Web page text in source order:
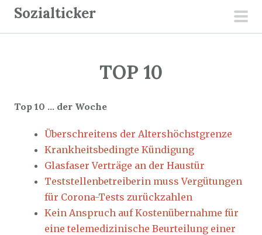
Sozialticker
TOP 10
Top 10 … der Woche
Überschreitens der Altershöchstgrenze
Krankheitsbedingte Kündigung
Glasfaser Verträge an der Haustür
Teststellenbetreiberin muss Vergütungen
für Corona-Tests zurückzahlen
Kein Anspruch auf Kostenübernahme für
eine telemedizinische Beurteilung einer